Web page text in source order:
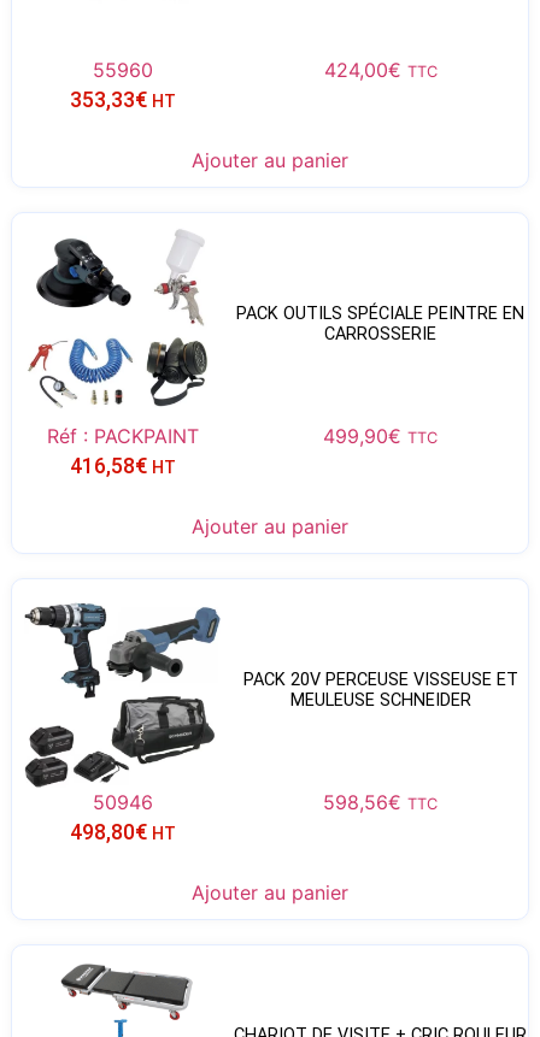
55960 424,00€ TTC
353,33€ HT
Ajouter au panier
PACK OUTILS SPÉCIALE PEINTRE EN
CARROSSERIE
Réf : PACKPAINT 499,90€ TTC
416,58€ HT
Ajouter au panier
PACK 20V PERCEUSE VISSEUSE ET
MEULEUSE SCHNEIDER
50946 598,56€ TTC
498,80€ HT
Ajouter au panier